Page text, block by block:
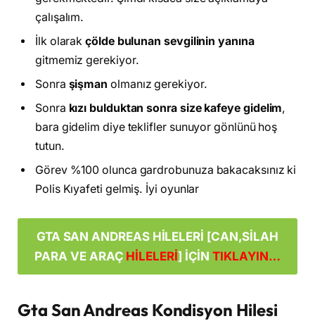
çalışalım.
İlk olarak çölde bulunan sevgilinin yanına
gitmemiz gerekiyor.
Sonra şişman olmanız gerekiyor.
Sonra kızı bulduktan sonra size kafeye gidelim,
bara gidelim diye teklifler sunuyor gönlünü hoş
tutun.
Görev %100 olunca gardrobunuza bakacaksınız ki
Polis Kıyafeti gelmiş. İyi oyunlar
GTA SAN ANDREAS HİLELERİ [CAN,SİLAH
PARA VE ARAÇ HİLELERİ] İÇİNTIKLAYIN…
Gta San Andreas Kondisyon Hilesi